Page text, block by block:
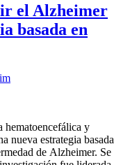
el Alzheimer
basada en
hematoencefálica y
nueva estrategia basada
de Alzheimer. Se